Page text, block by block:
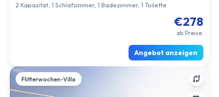
2 Kapazität, 1 Schlafzimmer, 1 Badezimmer, 1 Toilette
€278
ab Preise.
Angebot anzeigen
Flitterwochen-Villa